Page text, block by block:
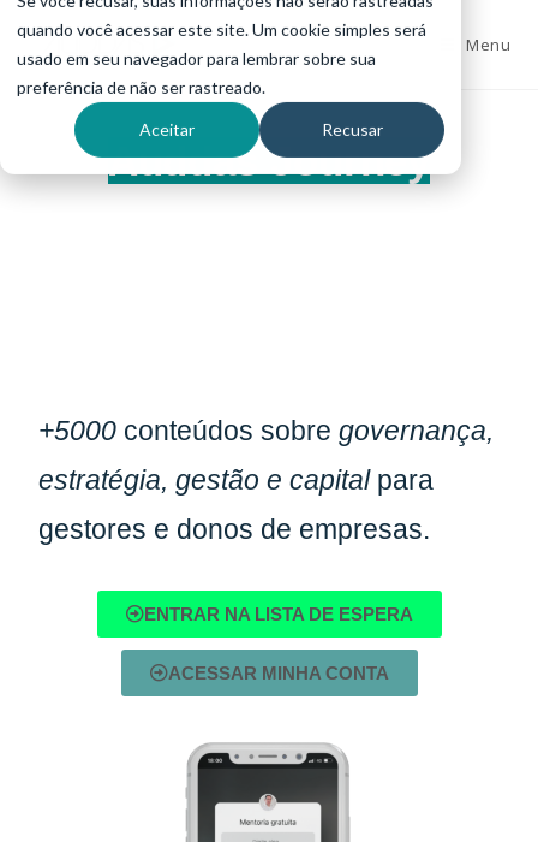
quando você acessar este site. Um cookie simples será
usado em seu navegador para lembrar sobre sua
preferência de não ser rastreado.
Aceitar Recusar
Menu
Auddas Journey
+5000 conteúdos sobregovernança,
estratégia, gestão e capitalpara
gestores e donos de empresas.
ENTRAR NA LISTA DE ESPERA
ACESSAR MINHA CONTA